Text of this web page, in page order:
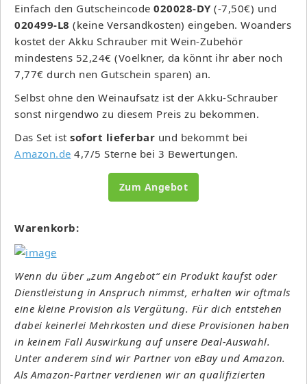
Einfach den Gutscheincode 020028-DY (-7,50€) und
020499-L8 (keine Versandkosten) eingeben. Woanders
kostet der Akku Schrauber mit Wein-Zubehör
mindestens 52,24€ (Voelkner, da könnt ihr aber noch
7,77€ durch nen Gutschein sparen) an.
Selbst ohne den Weinaufsatz ist der Akku-Schrauber
sonst nirgendwo zu diesem Preis zu bekommen.
Das Set ist sofort lieferbar und bekommt bei
Amazon.de 4,7/5 Sterne bei 3 Bewertungen.
Zum Angebot
Warenkorb:
Wenn du über „zum Angebot“ ein Produkt kaufst oder
Dienstleistung in Anspruch nimmst, erhalten wir oftmals
eine kleine Provision als Vergütung. Für dich entstehen
dabei keinerlei Mehrkosten und diese Provisionen haben
in keinem Fall Auswirkung auf unsere Deal-Auswahl.
Unter anderem sind wir Partner von eBay und Amazon.
Als Amazon-Partner verdienen wir an qualifizierten